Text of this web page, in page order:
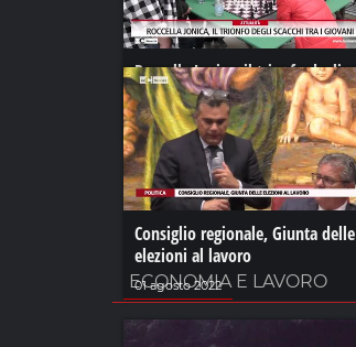
Roccella Jonica, il trionfo degli
scacchi tra i giovani
26 aprile 2024
Consiglio regionale, Giunta delle
elezioni al lavoro
01 agosto 2022
ECONOMIA E LAVORO